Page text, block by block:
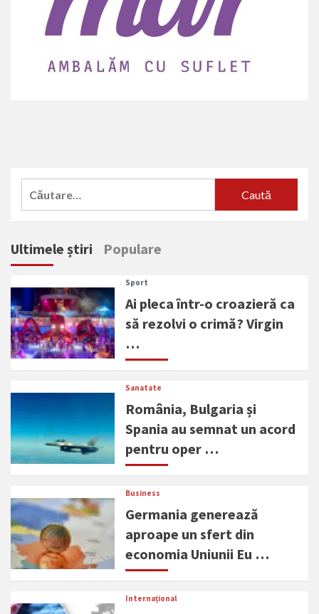
Caută
Ultimele știri Populare
Sport
Ai pleca într-o croazieră ca
să rezolvi o crimă? Virgin
…
Sanatate
România, Bulgaria și
Spania au semnat un acord
pentru oper …
Business
Germania generează
aproape un sfert din
economia Uniunii Eu …
Internațional